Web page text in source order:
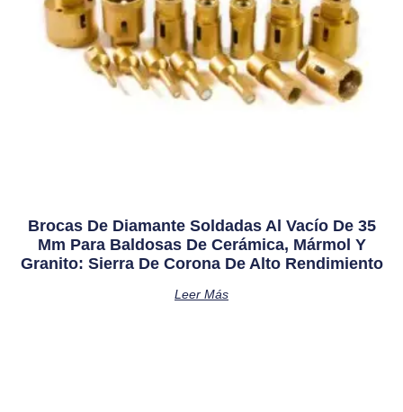
Brocas De Diamante Soldadas Al Vacío De 35
Mm Para Baldosas De Cerámica, Mármol Y
Granito: Sierra De Corona De Alto Rendimiento
Leer Más